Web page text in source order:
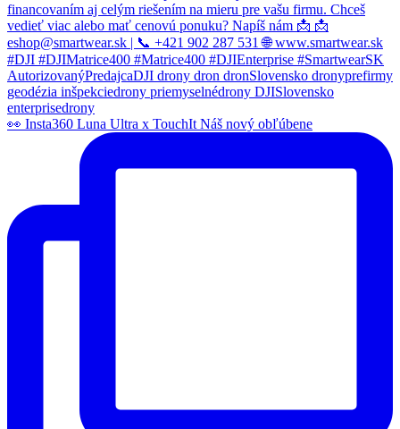
👀 Insta360 Luna Ultra x TouchIt Náš nový obľúbene